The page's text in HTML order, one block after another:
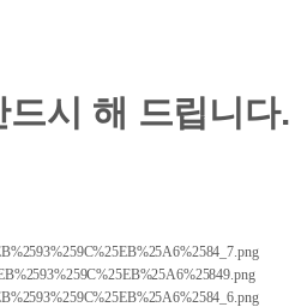
시 해 드립니다.